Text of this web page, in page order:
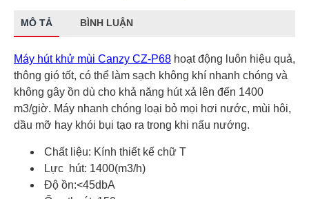
Động cơ Turbin đôi
Kích
thước
900 mm
MÔ TẢ BÌNH LUẬN
Máy hút khử mùi Canzy CZ-P68 hoạt động luôn hiệu quả,
thông gió tốt, có thể làm sạch không khí nhanh chóng và
không gây ồn dù cho khả năng hút xả lên đến 1400
m3/giờ. Máy nhanh chóng loại bỏ mọi hơi nước, mùi hôi,
dầu mỡ hay khói bụi tạo ra trong khi nấu nướng.
Chất liệu: Kính thiết kế chữ T
Lực hút: 1400(m3/h)
Độ ồn:<45dbA